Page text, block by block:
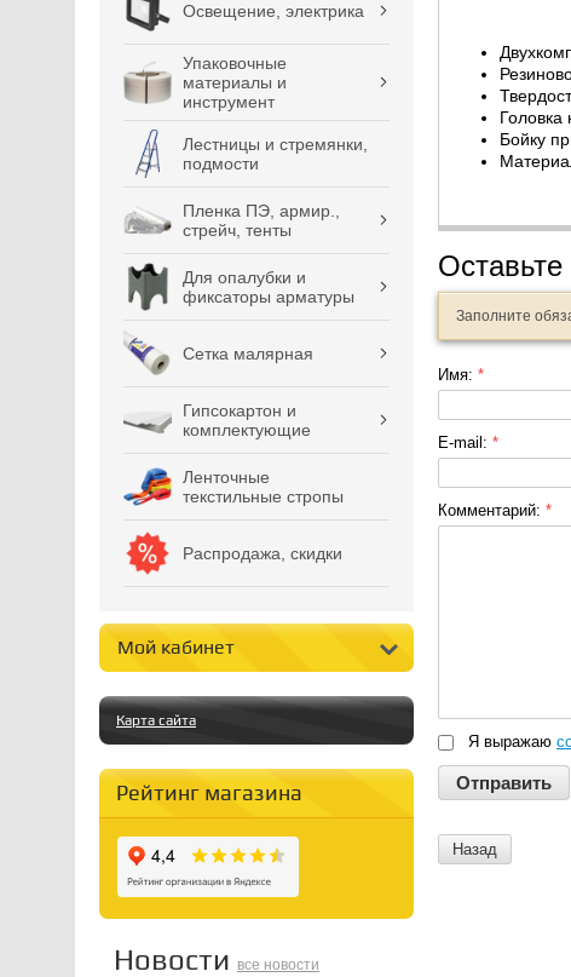
Освещение, электрика
Упаковочные
материалы и
инструмент
Лестницы и стремянки,
подмости
Пленка ПЭ, армир.,
стрейч, тенты
Для опалубки и
фиксаторы арматуры
Сетка малярная
Гипсокартон и
комплектующие
Ленточные
текстильные стропы
Распродажа, скидки
Мой кабинет
Карта сайта
Рейтинг магазина
Новости все новости
Головка
Бойку
Оставьте
Заполните
Имя: *
E-mail: *
Комментарий: *
Я выражаю
Назад